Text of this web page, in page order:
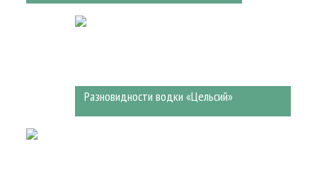
Разновидности водки «Цельсий»